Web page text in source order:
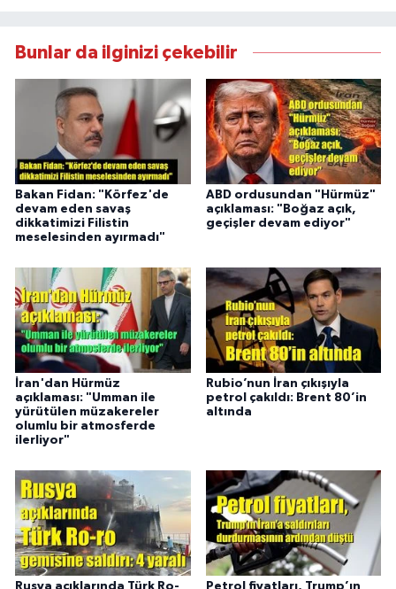
Bunlar da ilginizi çekebilir
Bakan Fidan: "Körfez'de
devam eden savaş
dikkatimizi Filistin
meselesinden ayırmadı"
ABD ordusundan "Hürmüz"
açıklaması: "Boğaz açık,
geçişler devam ediyor"
İran'dan Hürmüz
açıklaması: "Umman ile
yürütülen müzakereler
olumlu bir atmosferde
ilerliyor"
Rubio’nun İran çıkışıyla
petrol çakıldı: Brent 80’in
altında
Rusya açıklarında Türk Ro-
Petrol fiyatları, Trump’ın